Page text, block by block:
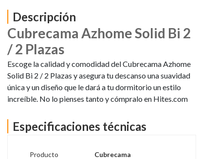
Descripción
Cubrecama Azhome Solid Bi 2
/ 2 Plazas
Escoge la calidad y comodidad del Cubrecama Azhome
Solid Bi 2 / 2 Plazas y asegura tu descanso una suavidad
única y un diseño que le dará a tu dormitorio un estilo
increíble. No lo pienses tanto y cómpralo en Hites.com
Especificaciones técnicas
Producto Cubrecama